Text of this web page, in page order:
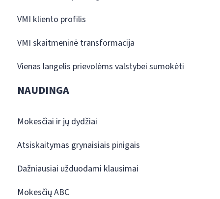
VMI kliento profilis
VMI skaitmeninė transformacija
Vienas langelis prievolėms valstybei sumokėti
NAUDINGA
Mokesčiai ir jų dydžiai
Atsiskaitymas grynaisiais pinigais
Dažniausiai užduodami klausimai
Mokesčių ABC